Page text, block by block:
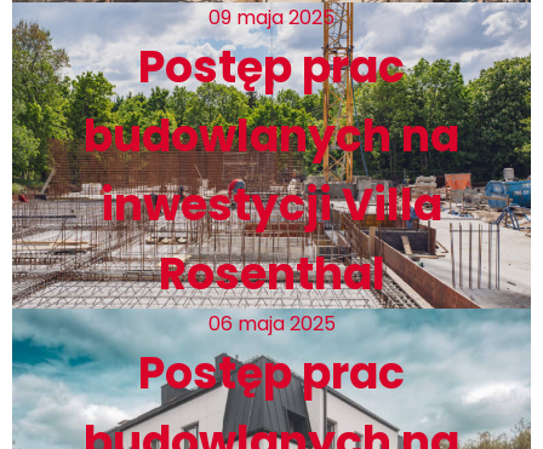
09 maja 2025
Postęp prac
budowlanych na
inwestycji Villa
Rosenthal
06 maja 2025
Postęp prac